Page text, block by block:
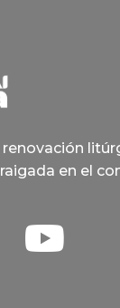
en el